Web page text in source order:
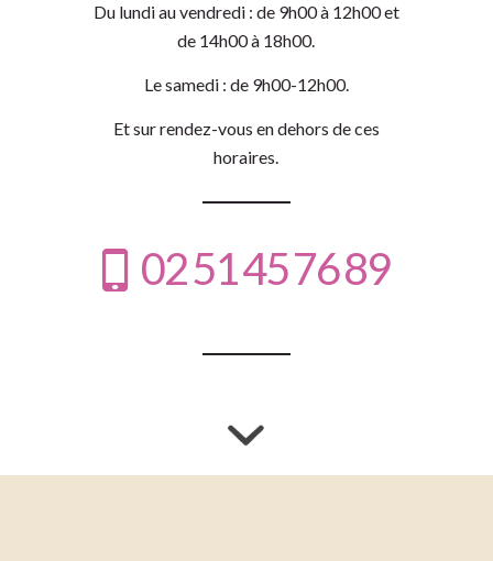
Du lundi au vendredi : de 9h00 à 12h00 et
de 14h00 à 18h00.
Le samedi : de 9h00-12h00.
Et sur rendez-vous en dehors de ces
horaires.
0251457689